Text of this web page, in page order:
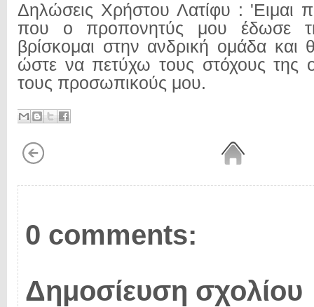
Δηλώσεις Χρήστου Λατίφυ : 'Ειμαι
που ο προπονητύς μου έδωσε
βρίσκομαι στην ανδρική ομάδα
ώστε να πετύχω τους στόχους της
τους προσωπικούς μου.
0 comments:
Δημοσίευση σχολίου